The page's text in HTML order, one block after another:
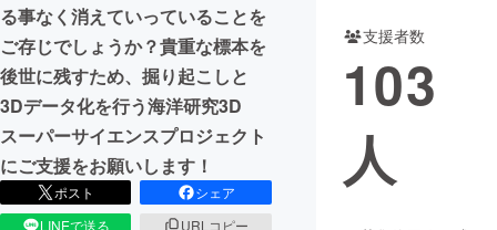
る事なく消えていっていることを
ご存じでしょうか？貴重な標本を
後世に残すため、掘り起こしと
3Dデータ化を行う海洋研究3D
スーパーサイエンスプロジェクト
にご支援をお願いします！
ポスト
シェア
LINEで送る
URLコピー
支援者数
103
人